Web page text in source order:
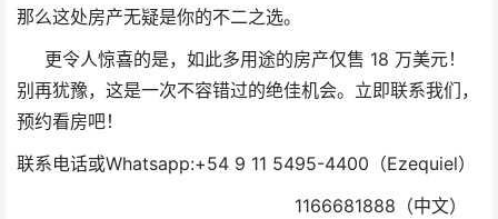
那么这处房产无疑是你的不二之选。
更令人惊喜的是，如此多用途的房产仅售 18 万美元！
别再犹豫，这是一次不容错过的绝佳机会。立即联系我们，
预约看房吧！
联系电话或Whatsapp:+54 9 11 5495-4400（Ezequiel）
1166681888（中文）